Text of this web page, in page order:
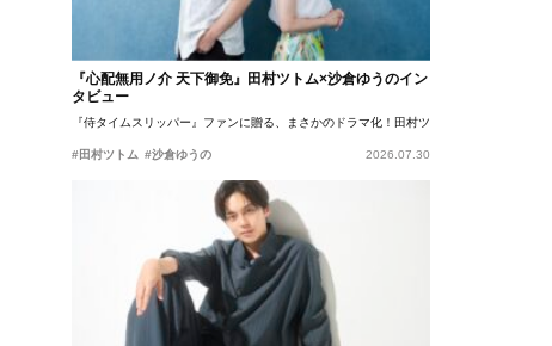
『心配無用ノ介 天下御免』田村ツトム×沙倉ゆうのイン
タビュー
『侍タイムスリッパー』ファンに贈る、まさかのドラマ化！田村ツトム×沙倉ゆうのが語
#田村ツトム #沙倉ゆうの 2026.07.30